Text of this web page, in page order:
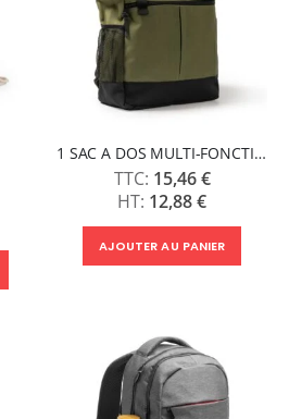
1 SAC A DOS MULTI-FONCTION DODO
15,46 €
12,88 €
AJOUTER AU PANIER